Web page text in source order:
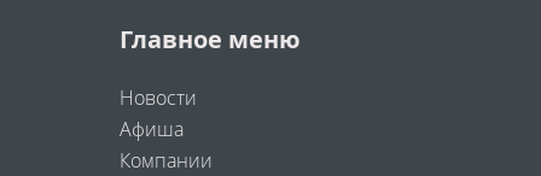
Главное меню
Новости
Афиша
Компании